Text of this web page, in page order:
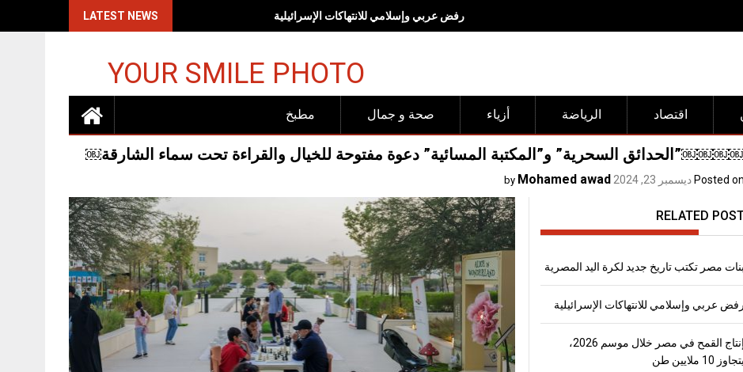
LATEST NEWS رفض عربي وإسلامي للانتهاكات الإسرائيلية
YOUR SMILE PHOTO
مطبخ صحة و جمال أزياء الرياضة اقتصاد
السحرية” و”المكتبة المسائية” دعوة مفتوحة للخيال والقراءة تحت سماء الشارقة￼
Posted on ديسمبر 23, 2024 by
Mohamed awad
RELATED
بنات مصر تكتب تاريخ جديد لكرة اليد المصرية
رفض عربي وإسلامي للانتهاكات الإسرائيلية
إنتاج القمح في مصر خلال موسم 2026،
يتجاوز 10 ملايين طن